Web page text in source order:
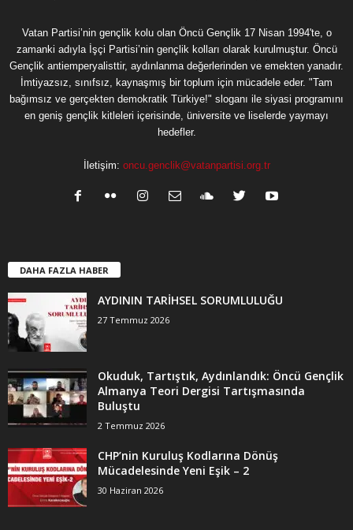
Vatan Partisi’nin gençlik kolu olan Öncü Gençlik 17 Nisan 1994'te, o
zamanki adıyla İşçi Partisi’nin gençlik kolları olarak kurulmuştur. Öncü
Gençlik antiemperyalisttir, aydınlanma değerlerinden ve emekten yanadır.
İmtiyazsız, sınıfsız, kaynaşmış bir toplum için mücadele eder. "Tam
bağımsız ve gerçekten demokratik Türkiye!" sloganı ile siyasi programını
en geniş gençlik kitleleri içerisinde, üniversite ve liselerde yaymayı
hedefler.
İletişim: oncu.genclik@vatanpartisi.org.tr
DAHA FAZLA HABER
AYDININ TARİHSEL SORUMLULUĞU
27 Temmuz 2026
Okuduk, Tartıştık, Aydınlandık: Öncü Gençlik
Almanya Teori Dergisi Tartışmasında
Buluştu
2 Temmuz 2026
CHP’nin Kuruluş Kodlarına Dönüş
Mücadelesinde Yeni Eşik – 2
30 Haziran 2026